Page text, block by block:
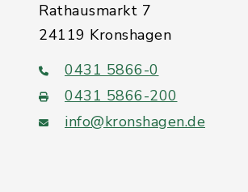
Rathausmarkt 7
24119 Kronshagen
0431 5866-0
0431 5866-200
info@kronshagen.de